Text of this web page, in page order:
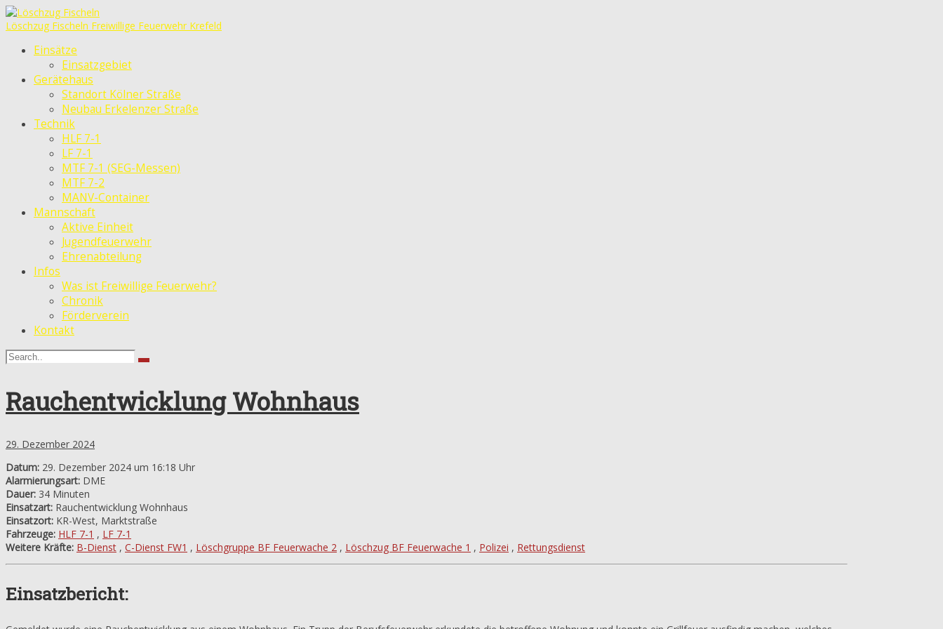
Löschzug Fischeln Freiwillige Feuerwehr Krefeld
Einsätze
Einsatzgebiet
Gerätehaus
Standort Kölner Straße
Neubau Erkelenzer Straße
Technik
HLF 7-1
LF 7-1
MTF 7-1 (SEG-Messen)
MTF 7-2
MANV-Container
Mannschaft
Aktive Einheit
Jugendfeuerwehr
Ehrenabteilung
Infos
Was ist Freiwillige Feuerwehr?
Chronik
Förderverein
Kontakt
Rauchentwicklung Wohnhaus
29. Dezember 2024
Datum: 29. Dezember 2024 um 16:18 Uhr
Alarmierungsart: DME
Dauer: 34 Minuten
Einsatzart: Rauchentwicklung Wohnhaus
Einsatzort: KR-West, Marktstraße
Fahrzeuge: HLF 7-1 , LF 7-1
Weitere Kräfte: B-Dienst , C-Dienst FW1 , Löschgruppe BF Feuerwache 2 , Löschzug BF Feuerwache 1 , Polizei , Rettungsdienst
Einsatzbericht: